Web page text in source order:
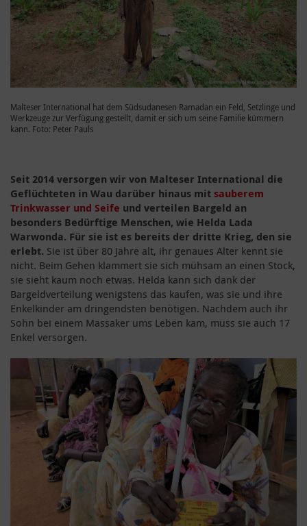
Malteser International hat dem Südsudanesen Ramadan ein Feld, Setzlinge und
Werkzeuge zur Verfügung gestellt, damit er sich um seine Familie kümmern
kann. Foto: Peter Pauls
Seit 2014 versorgen wir von Malteser International die
Geflüchteten in Wau darüber hinaus mit sauberem
Trinkwasser und Seife und verteilen Bargeld an
besonders Bedürftige Menschen, wie Helda Lada
Warwonda. Für sie ist es bereits der dritte Krieg, den sie
erlebt. Sie ist über 80 Jahre alt, ihr genaues Alter kennt sie
nicht. Beim Gehen klammert sie sich mühsam an einen Stock,
sie sieht kaum noch etwas. Helda kann sich dank der
Bargeldverteilung wenigstens das kaufen, was sie und ihre
Enkelkinder am dringendsten benötigen. Nachdem auch ihr
Sohn bei einem Massaker ums Leben kam, muss sie auch 17
Enkel versorgen.